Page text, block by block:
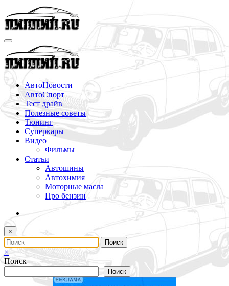
Перейти
к
содержимому
АвтоНовости
АвтоСпорт
Тест драйв
Полезные советы
Тюнинг
Суперкары
Видео
Фильмы
Статьи
Автошины
Автохимия
Моторные масла
Про бензин
×
×
Поиск
Поиск